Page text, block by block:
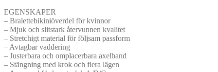
EGENSKAPER
– Bralettebikiniöverdel för kvinnor
– Mjuk och slitstark återvunnen kvalitet
– Stretchigt material för följsam passform
– Avtagbar vaddering
– Justerbara och omplacerbara axelband
– Stängning med krok och flera lägen